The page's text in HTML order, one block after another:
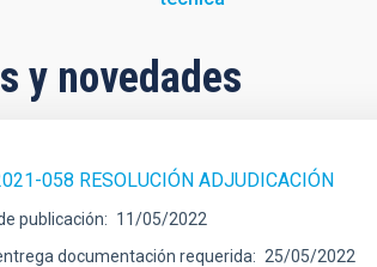
y novedades
058 RESOLUCIÓN ADJUDICACIÓN
publicación
11/05/2022
documentación requerida
25/05/2022